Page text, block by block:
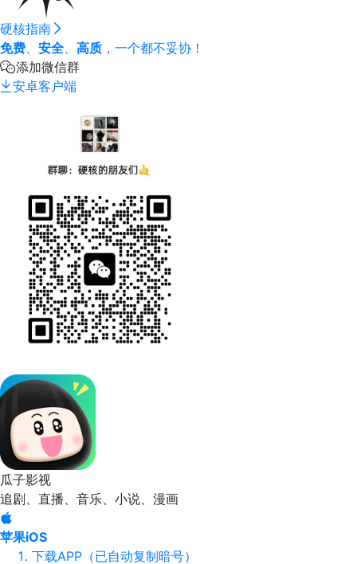
硬核指南
免费、 安全、 高质 ，一个都不妥协！
添加微信群
安卓客户端
瓜子影视
追剧、直播、音乐、小说、漫画
苹果iOS
下载APP（已自动复制暗号）